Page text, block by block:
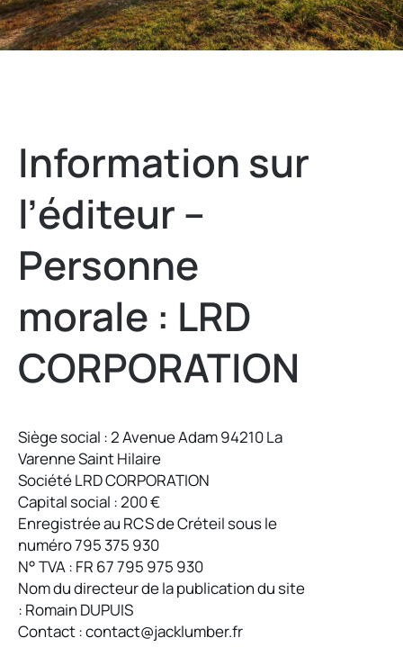
Information sur
l’éditeur –
Personne
morale : LRD
CORPORATION
Siège social : 2 Avenue Adam 94210 La
Varenne Saint Hilaire
Société LRD CORPORATION
Capital social : 200 €
Enregistrée au RCS de Créteil sous le
numéro 795 375 930
N° TVA : FR 67 795 975 930
Nom du directeur de la publication du site
: Romain DUPUIS
Contact : contact@jacklumber.fr